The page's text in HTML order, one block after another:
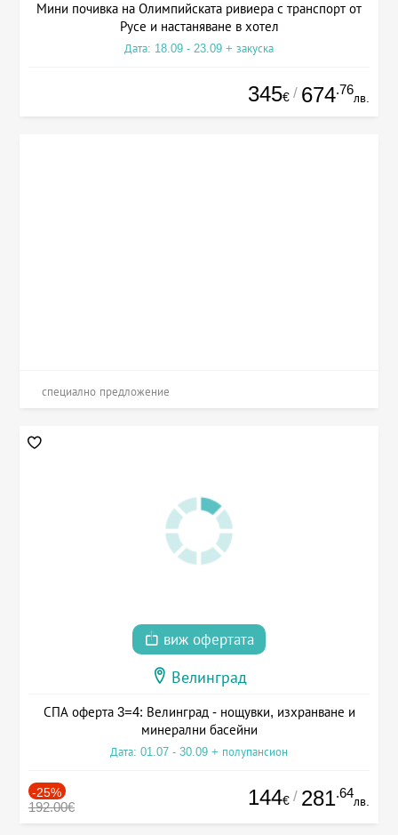
Мини почивка на Олимпийската ривиера с транспорт от
Русе и настаняване в хотел
Дата: 18.09 - 23.09 + закуска
345€ / 674.76
лв.
специално предложение
виж офертата
Велинград
СПА оферта 3=4: Велинград - нощувки, изхранване и
минерални басейни
Дата: 01.07 - 30.09 + полупансион
-25%
192.00€ 144€ / 281.64
лв.